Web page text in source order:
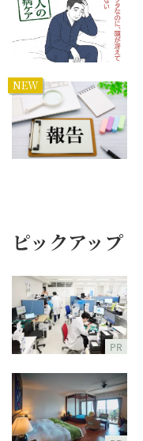
NEW
ピックアップ
PR